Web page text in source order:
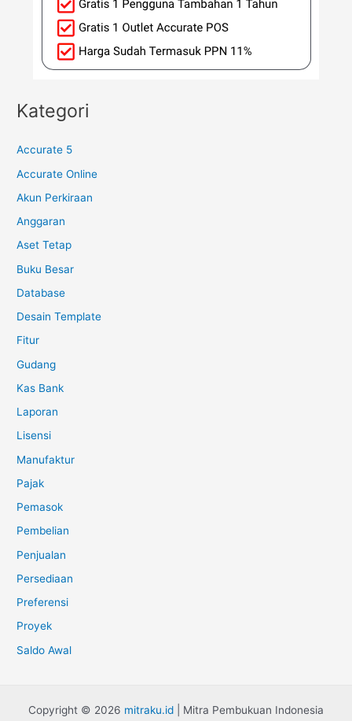
Kategori
Accurate 5
Accurate Online
Akun Perkiraan
Anggaran
Aset Tetap
Buku Besar
Database
Desain Template
Fitur
Gudang
Kas Bank
Laporan
Lisensi
Manufaktur
Pajak
Pemasok
Pembelian
Penjualan
Persediaan
Preferensi
Proyek
Saldo Awal
Copyright © 2026 mitraku.id | Mitra Pembukuan Indonesia